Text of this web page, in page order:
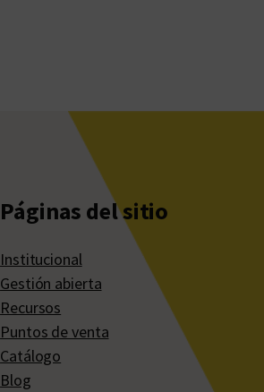
Páginas del sitio
Institucional
Gestión abierta
Recursos
Puntos de venta
Catálogo
Blog